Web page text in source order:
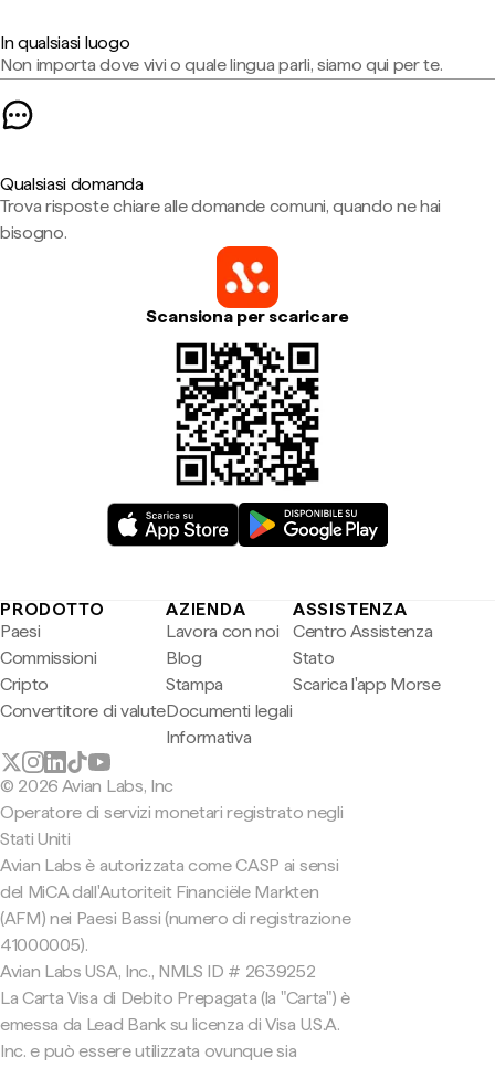
In qualsiasi luogo
Non importa dove vivi o quale lingua parli, siamo qui per te.
Qualsiasi domanda
Trova risposte chiare alle domande comuni, quando ne hai
bisogno.
Scansiona per scaricare
PRODOTTO
Paesi
Commissioni
Cripto
Convertitore di valute
AZIENDA
Lavora con noi
Blog
Stampa
Documenti legali
Informativa
ASSISTENZA
Centro Assistenza
Stato
Scarica l'app Morse
© 2026 Avian Labs, Inc
Operatore di servizi monetari registrato negli
Stati Uniti
Avian Labs è autorizzata come CASP ai sensi
del MiCA dall'Autoriteit Financiële Markten
(AFM) nei Paesi Bassi (numero di registrazione
41000005).
Avian Labs USA, Inc., NMLS ID # 2639252
La Carta Visa di Debito Prepagata (la "Carta") è
emessa da Lead Bank su licenza di Visa U.S.A.
Inc. e può essere utilizzata ovunque sia